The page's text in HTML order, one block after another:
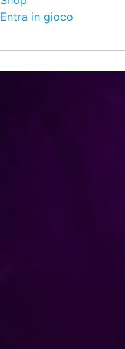
Entra in gioco